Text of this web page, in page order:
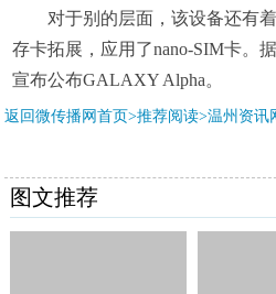
对于别的层面，该设备还有
存卡拓展，应用了nano-SIM卡。
宣布公布GALAXY Alpha。
返回微传播网首页>推荐阅读>温州资讯
图文推荐